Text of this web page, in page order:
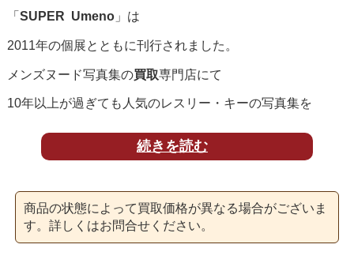
「 SUPER Umeno」は
2011年の個展とともに刊行されました。
メンズヌード写真集の買取専門店にて
10年以上が過ぎても人気のレスリー・キーの写真集を
をいたしております。
「SUPER Umeno」は
写真家のレスリー・キーに写真集であり
同時に刊行された8冊の中の一冊です。
続きを読む
商品の状態によって買取価格が異なる場合がございま
す。詳しくはお問合せください。